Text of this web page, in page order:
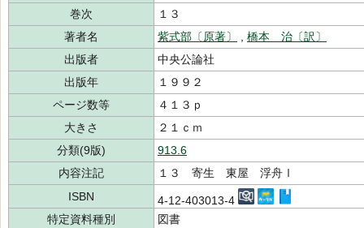
巻次
１３
著者名
紫式部〔原著〕
橋本 治〔訳〕
出版者
中央公論社
出版年
１９９２
ページ数等
４１３ｐ
大きさ
２１ｃｍ
分類(9版)
913.6
内容注記
１３ 寄生 東屋 浮舟Ⅰ
ISBN
4-12-403013-4
特定資料種別
図書